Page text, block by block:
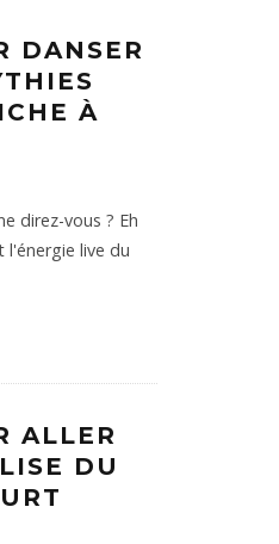
DANSER
À
direz-vous ? Eh
live du
ALLER
DU